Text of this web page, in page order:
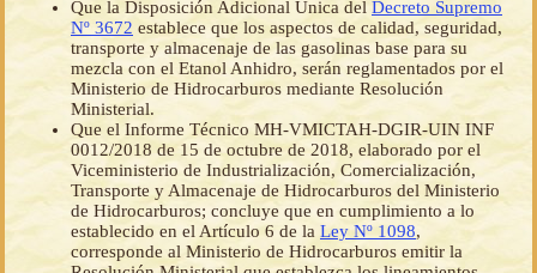
Que la Disposición Adicional Única del Decreto Supremo
Nº 3672 establece que los aspectos de calidad, seguridad,
transporte y almacenaje de las gasolinas base para su
mezcla con el Etanol Anhidro, serán reglamentados por el
Ministerio de Hidrocarburos mediante Resolución
Ministerial.
Que el Informe Técnico MH-VMICTAH-DGIR-UIN INF
0012/2018 de 15 de octubre de 2018, elaborado por el
Viceministerio de Industrialización, Comercialización,
Transporte y Almacenaje de Hidrocarburos del Ministerio
de Hidrocarburos; concluye que en cumplimiento a lo
establecido en el Artículo 6 de la Ley Nº 1098,
corresponde al Ministerio de Hidrocarburos emitir la